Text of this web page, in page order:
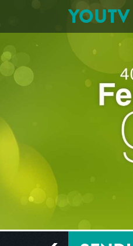
YOUTV